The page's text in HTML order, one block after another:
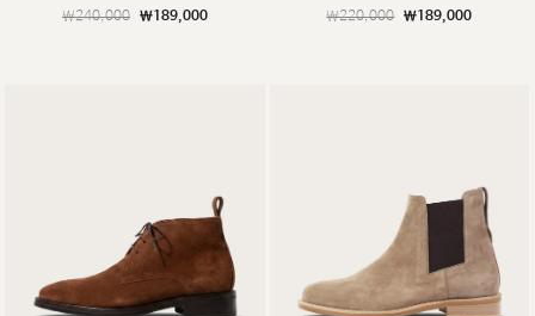
￦240,000 ￦189,000 ￦220,000 ￦189,000